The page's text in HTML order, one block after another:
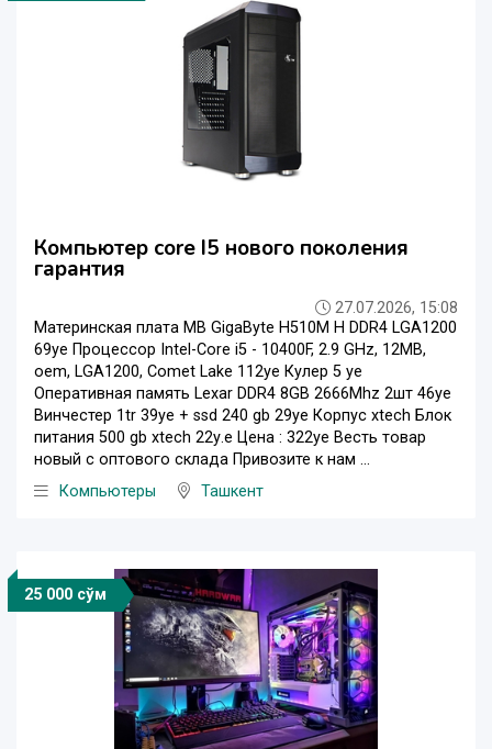
Компьютер core I5 нового поколения
гарантия
27.07.2026, 15:08
Материнская плата MB GigaByte H510M H DDR4 LGA1200
69уе Процессор Intel-Core i5 - 10400F, 2.9 GHz, 12MB,
oem, LGA1200, Comet Lake 112уе Кулер 5 уе
Оперативная память Lexar DDR4 8GB 2666Mhz 2шт 46уе
Винчестер 1tr 39уе + ssd 240 gb 29уе Корпус xtech Блок
питания 500 gb xtech 22у.е Цена : 322уе Весть товар
новый с оптового склада Привозите к нам ...
Компьютеры
Ташкент
25 000 сўм